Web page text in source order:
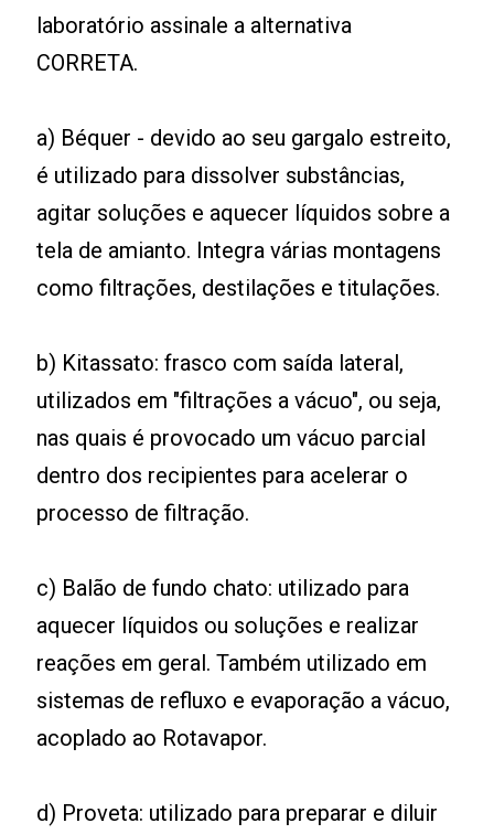
laboratório assinale a alternativa
CORRETA.
a) Béquer - devido ao seu gargalo estreito,
é utilizado para dissolver substâncias,
agitar soluções e aquecer líquidos sobre a
tela de amianto. Integra várias montagens
como filtrações, destilações e titulações.
b) Kitassato: frasco com saída lateral,
utilizados em "filtrações a vácuo", ou seja,
nas quais é provocado um vácuo parcial
dentro dos recipientes para acelerar o
processo de filtração.
c) Balão de fundo chato: utilizado para
aquecer líquidos ou soluções e realizar
reações em geral. Também utilizado em
sistemas de refluxo e evaporação a vácuo,
acoplado ao Rotavapor.
d) Proveta: utilizado para preparar e diluir